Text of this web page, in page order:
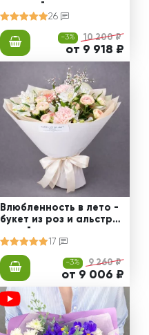
ромерий и калл
26
-3% 10 200 ₽
от 9 918 ₽
Влюбленность в лето -
букет из роз и альстро
мерий
17
-3% 9 260 ₽
от 9 006 ₽